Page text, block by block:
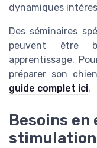
dynamiques
Des séminaires
peuvent être
apprentissage.
préparer son
guide complet ici.
Besoins